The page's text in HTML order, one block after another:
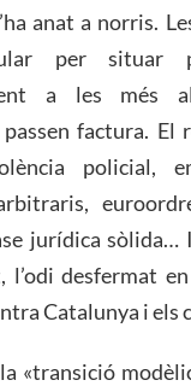
anat a norris.
per situar
a les més
factura. El
policial,
jurídica sòlida…
desfermat
Catalunya i els
«transició